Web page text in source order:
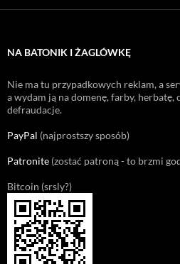
NA BATONIK I ŻAGLÓWKĘ
Nie ma tu przypadkowych reklam, a
a wydam ją na domenę, farby,
defraudacje.
PayPal (najprostszy sposób)
Patronite (zostać patroną - to brzmi
Bitcoin (srsly?)